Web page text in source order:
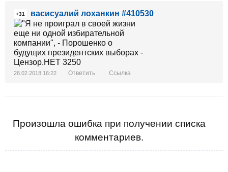
+31 васисуалий лоханкин #410530
28.02.2018 16:22 Ответить Ссылка
Произошла ошибка при получении списка
комментариев.